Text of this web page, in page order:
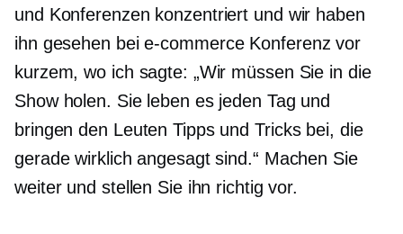
und Konferenzen konzentriert und wir haben
ihn gesehen beie-commerceKonferenz vor
kurzem, wo ich sagte: „Wir müssen Sie in die
Show holen. Sie leben es jeden Tag und
bringen den Leuten Tipps und Tricks bei, die
gerade wirklich angesagt sind.“ Machen Sie
weiter und stellen Sie ihn richtig vor.